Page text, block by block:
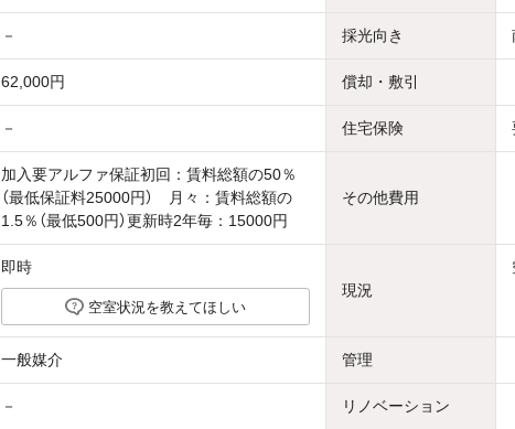
－ 採光向き
62,000円 償却・敷引
－ 住宅保険
加入要アルファ保証初回：賃料総額の50％
（最低保証料25000円） 月々：賃料総額の
1.5％（最低500円）更新時2年毎：15000円
その他費用
即時
空室状況を教えてほしい
現況
一般媒介 管理
－ リノベーション